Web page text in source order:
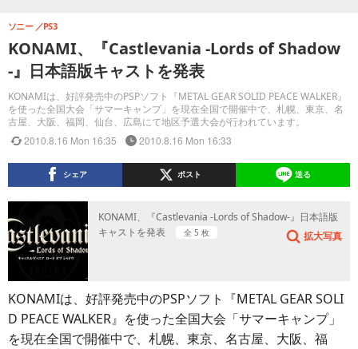
KONAMI、『Castlevania -Lords of Shadow
-』日本語版キャストを発表
KONAMIは、好評発売中のPSPソフト『METAL GEAR SOLID PEACE WALKER』
を使った全国大会「サマーキャンプ」を現在全国で開催中で、札幌、東京、名
古屋、大阪、福岡、仙台、広島にて地区予選大会が行われています。
ソニー PS3
2010.8.16 Mon 16:35 2010.8.16 Mon 16:33
シェア ポスト 送る
KONAMI、『Castlevania -Lords of Shadow-』日本語版
キャストを発表
全 5 枚 拡大写真
KONAMIは、好評発売中のPSPソフト『METAL GEAR SOLI
D PEACE WALKER』を使った全国大会「サマーキャンプ」
を現在全国で開催中で、札幌、東京、名古屋、大阪、福